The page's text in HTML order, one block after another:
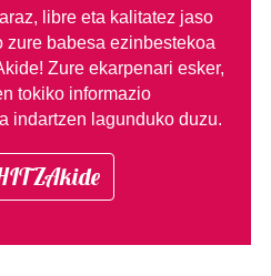
libre eta kalitatez jaso
zure babesa ezinbestekoa
Zure ekarpenari esker,
tokiko informazio
indartzen lagunduko duzu.